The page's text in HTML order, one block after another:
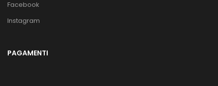
Facebook
Instagram
PAGAMENTI